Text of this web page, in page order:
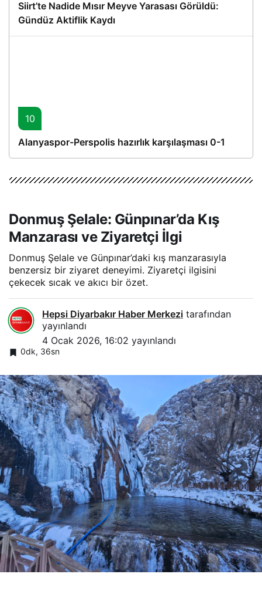
Siirt’te Nadide Mısır Meyve Yarasası Görüldü:
Gündüz Aktiflik Kaydı
10
Alanyaspor-Perspolis hazırlık karşılaşması 0-1
Donmuş Şelale: Günpınar’da Kış
Manzarası ve Ziyaretçi İlgi
Donmuş Şelale ve Günpınar’daki kış manzarasıyla
benzersiz bir ziyaret deneyimi. Ziyaretçi ilgisini
çekecek sıcak ve akıcı bir özet.
Hepsi Diyarbakır Haber Merkezi tarafından
yayınlandı
4 Ocak 2026, 16:02 yayınlandı
0dk, 36sn